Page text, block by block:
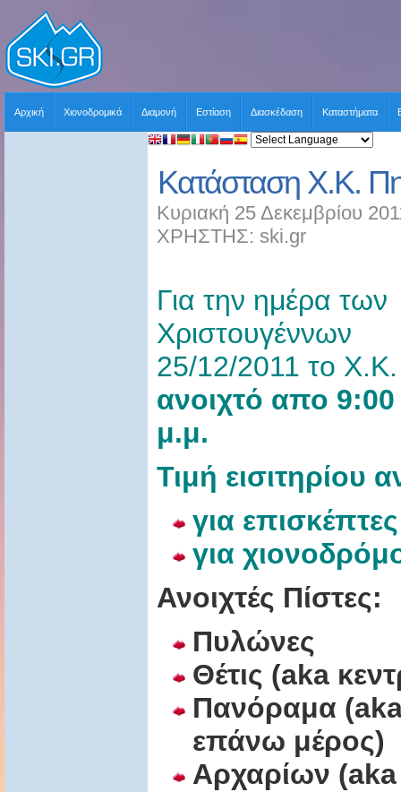
Αρχική Χιονοδρομικά Διαμονή Εστίαση Διασκέδαση Καταστήματα
Κατάσταση Χ.Κ.
Κυριακή 25 Δεκεμβρίου
ΧΡΗΣΤΗΣ: ski.gr
Για την ημέρα των
Χριστουγέννων
25/12/2011 το
ανοιχτό απο
μ.μ.
Τιμή εισιτηρίου
για
για
Ανοιχτές Πίστες:
Πυλώνες
Θέτις (aka
Πανόραμα (aka
επάνω μέρος)
Αρχαρίων